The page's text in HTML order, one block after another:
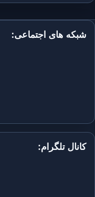
شبکه های اجتماعی:
کانال تلگرام: